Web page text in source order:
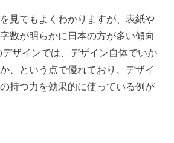
見てもよくわかりますが、表紙や
数が明らかに日本の方が多い傾向
ザインでは、デザイン自体でいか
、という点で優れており、デザイ
持つ力を効果的に使っている例が